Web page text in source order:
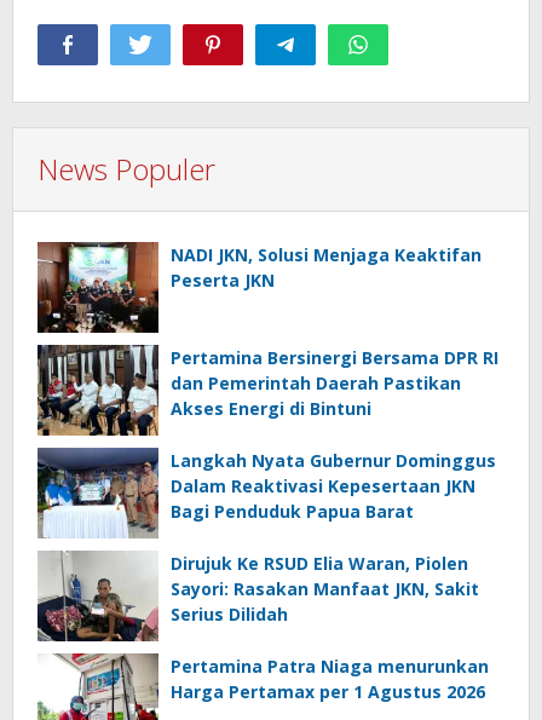
News Populer
NADI JKN, Solusi Menjaga Keaktifan
Peserta JKN
Pertamina Bersinergi Bersama DPR RI
dan Pemerintah Daerah Pastikan
Akses Energi di Bintuni
Langkah Nyata Gubernur Dominggus
Dalam Reaktivasi Kepesertaan JKN
Bagi Penduduk Papua Barat
Dirujuk Ke RSUD Elia Waran, Piolen
Sayori: Rasakan Manfaat JKN, Sakit
Serius Dilidah
Pertamina Patra Niaga menurunkan
Harga Pertamax per 1 Agustus 2026